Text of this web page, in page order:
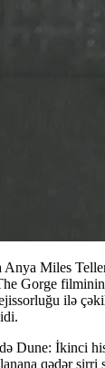
Anya Miles
Gorge
ilə
Dune: İkinci
qədər sirri